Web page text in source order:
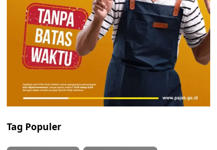
Tag Populer